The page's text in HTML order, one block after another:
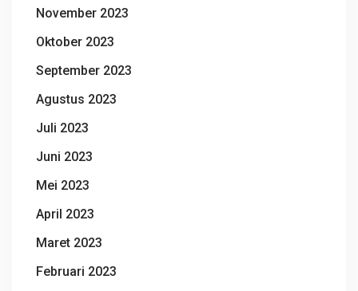
November 2023
Oktober 2023
September 2023
Agustus 2023
Juli 2023
Juni 2023
Mei 2023
April 2023
Maret 2023
Februari 2023